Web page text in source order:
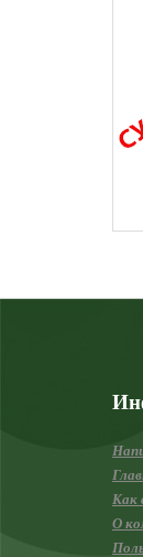
Как
О